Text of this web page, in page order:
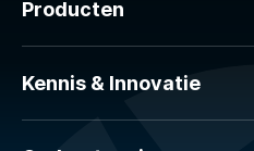
Producten
Kennis & Innovatie